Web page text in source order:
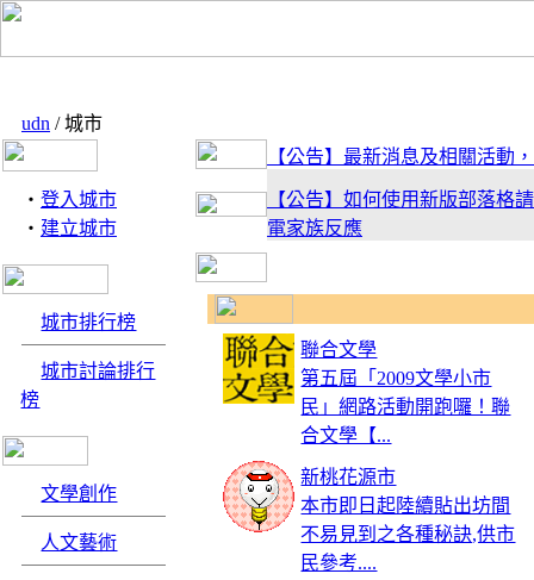
udn / 城市
‧ 登入城市
‧ 建立城市
城市排行榜
城市討論排行
榜
文學創作
人文藝術
【公告】最新消息及相關活動
【公告】如何使用新版部落格
電家族反應
【公告】新版型上線！趕快去
來信跟電小二敲碗喔！
聯合文學
第五屆「2009文學小市
民」網路活動開跑囉！聯
合文學【...
新桃花源市
本市即日起陸續貼出坊間
不易見到之各種秘訣,供市
民參考....